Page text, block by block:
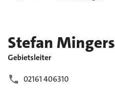
Stefan Mingers
Gebietsleiter
02161 406310